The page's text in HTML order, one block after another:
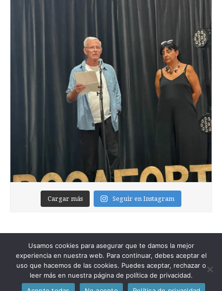
Cargar más Seguir en Instagram
Copyright © 2026 Foixblog
. All Rights Reserved.
Usamos cookies para asegurar que te damos la mejor
experiencia en nuestra web. Para continuar, debes aceptar el
uso que hacemos de las cookies. Puedes aceptar, rechazar o
leer más en nuestra página de política de privacidad.